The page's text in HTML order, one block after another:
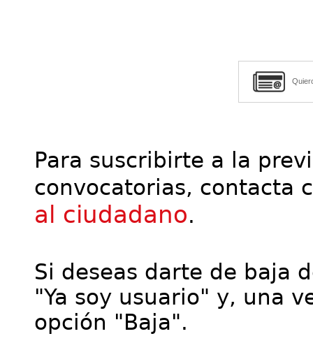
Para suscribirte a la
convocatorias, contacta
al ciudadano.
Si deseas darte de baja
"Ya soy usuario" y, una
opción "Baja".